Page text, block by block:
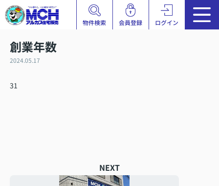
物件検索 会員登録 ログイン
創業年数
2024.05.17
31
NEXT